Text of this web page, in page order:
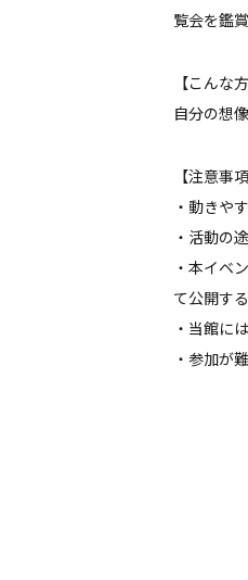
覧会を鑑
【こんな
自分の想
【注意事項
・動きや
・活動の
・本イベ
て公開す
・当館に
・参加が